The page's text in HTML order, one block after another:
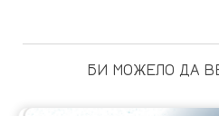
БИ МОЖЕЛО ДА